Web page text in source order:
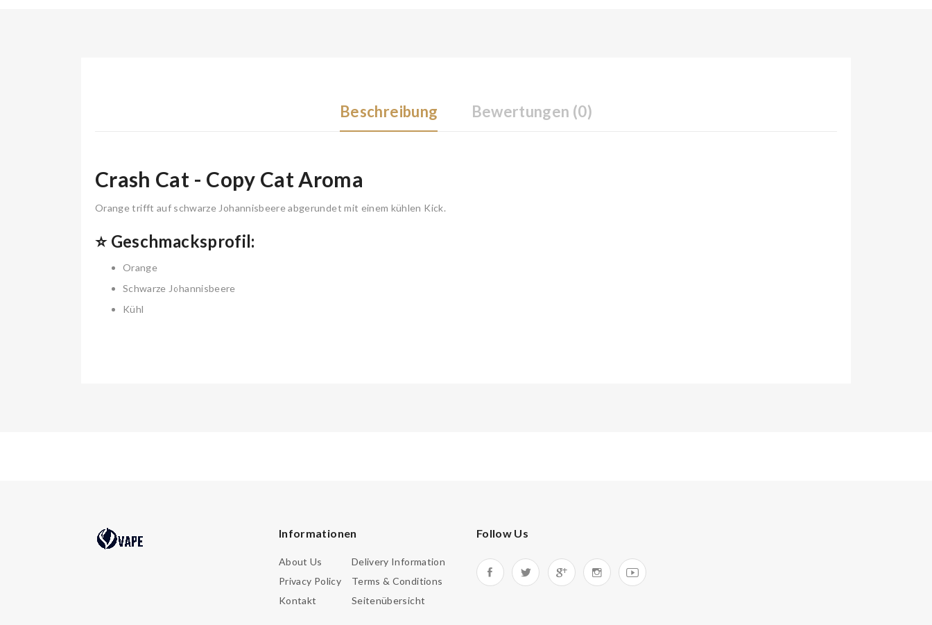
Beschreibung Bewertungen (0)
Crash Cat - Copy Cat Aroma
Orange trifft auf schwarze Johannisbeere abgerundet mit einem kühlen Kick.
⭐ Geschmacksprofil:
Orange
Schwarze Johannisbeere
Kühl
Informationen
About Us
Delivery Information
Privacy Policy
Terms & Conditions
Kontakt
Seitenübersicht
Follow Us